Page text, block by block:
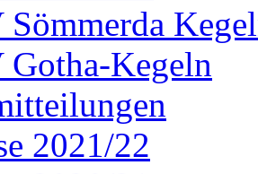
Kegeln
2021/22